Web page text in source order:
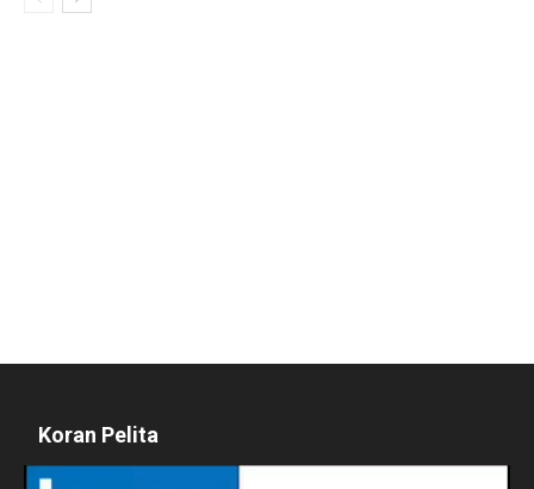
Koran Pelita
Pemutar